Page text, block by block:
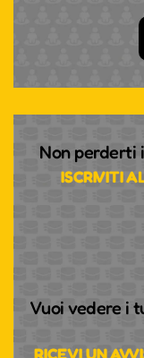
Non perderti
ISCRIVITI
Vuoi vedere i
RICEVI UN